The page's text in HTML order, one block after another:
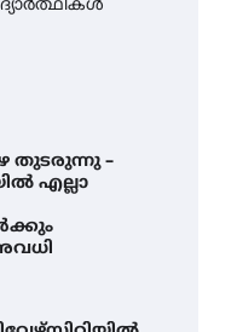
തുടരുന്നു –
എല്ലാ